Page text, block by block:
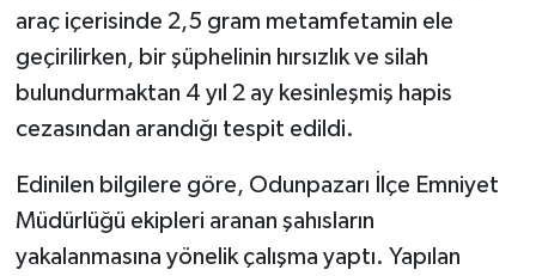
araç içerisinde 2,5 gram metamfetamin ele
geçirilirken, bir şüphelinin hırsızlık ve silah
bulundurmaktan 4 yıl 2 ay kesinleşmiş hapis
cezasından arandığı tespit edildi.
Edinilen bilgilere göre, Odunpazarı İlçe Emniyet
Müdürlüğü ekipleri aranan şahısların
yakalanmasına yönelik çalışma yaptı. Yapılan